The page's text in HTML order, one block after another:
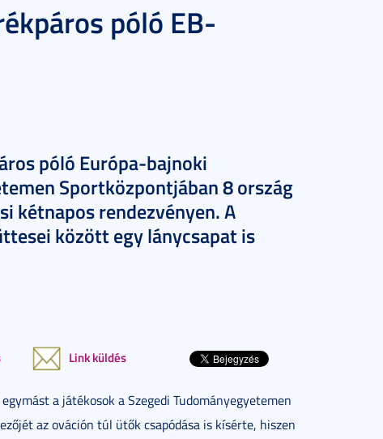
póló EB-
póló Európa-bajnoki
Sportközpontjában 8 ország
kétnapos rendezvényen. A
között egy lánycsapat is
Link küldés
a játékosok a Szegedi Tudományegyetemen
az ováción túl ütők csapódása is kísérte, hiszen